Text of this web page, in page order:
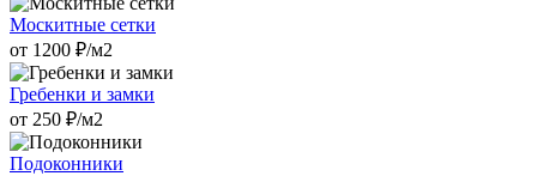
Москитные сетки
от 1200 ₽/м2
Гребенки и замки
от 250 ₽/м2
Подоконники